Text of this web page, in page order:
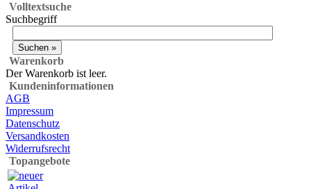
Volltextsuche
Suchbegriff
Warenkorb
Der Warenkorb ist leer.
Kundeninformationen
AGB
Impressum
Datenschutz
Versandkosten
Widerrufsrecht
Topangebote